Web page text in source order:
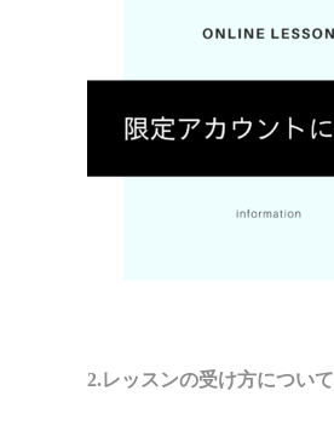
2.レッスンの受け方について